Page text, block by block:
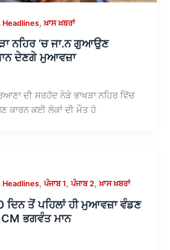
Headlines,ਖ਼ਾਸ ਖ਼ਬਰਾਂ
ਨਹਿਰ ‘ਚ ਜਾ.ਨ ਗੁਆਉਣ
ਦੇਣਗੇ ਮੁਆਵਜ਼ਾ
ਦੀ ਸਰਹੱਦ ਨੇੜੇ ਭਾਖੜਾ ਨਹਿਰ ਵਿੱਚ
ਕਾਰਨ ਕਈ ਲੋਕਾਂ ਦੀ ਮੌਤ ਹੋ
Headlines,ਪੰਜਾਬ 1,ਪੰਜਾਬ 2,ਖ਼ਾਸ ਖ਼ਬਰਾਂ
ਦਿਨ ਤੋਂ ਪਹਿਲਾਂ ਹੀ ਮੁਆਵਜ਼ਾ ਵੰਡਣ
CM ਭਗਵੰਤ ਮਾਨ